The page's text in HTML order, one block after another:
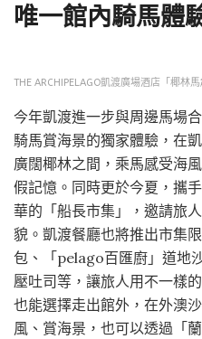
唯一館內騎馬體
THE ARCHIPELAGO凱渡廣場酒店「椰林
今年凱渡進一步與周邊馬場
騎馬賞海景的獨家體驗，在
廣闊椰林之間，乘馬感受海
假記憶。同時更於今夏，攜
華的「船長市集」，邀請旅
貌。凱渡餐廳也將推出市集
包、「pelago百匯廚」道地
壓吐司等，讓旅人用不一樣
也能選擇走出館外，在外澳
風、賞海景，也可以透過「